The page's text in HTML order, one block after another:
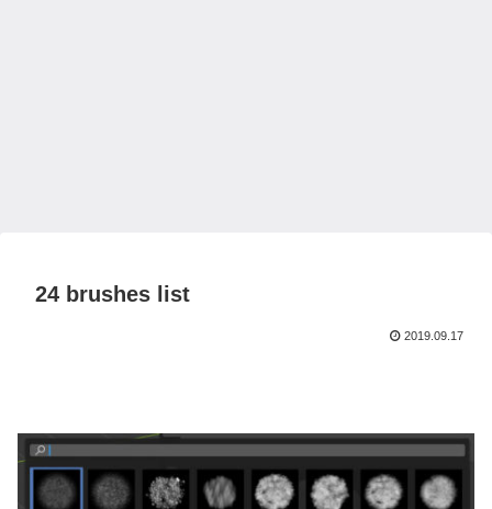
24 brushes list
2019.09.17